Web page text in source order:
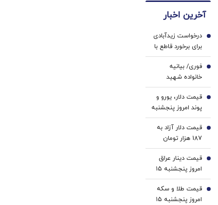
ژل
کننده
دندان!
خرید40%تخفیف
پزشکی
سفید
کننده
خانگی
آخرین اخبار
درخواست زیدآبادی
برای برخورد قاطع با
خرازی/ مصونیت
تندروها از کجا
می‌آید؟
1
فوری/ بیانیه
خانواده شهید
لاریجانی در واکنش
به ادعای جنجالی
سردار کوثری
2
قیمت دلار، یورو و
پوند امروز پنجشنبه
۱۵ مرداد 1405/
کاهش قیمت دلار و
یورو
3
قیمت دلار آزاد به
187 هزار تومان
رسید
4
قیمت دینار عراق
امروز پنجشنبه ۱۵
مرداد 1405/ کاهش
قیمت دینار
5
قیمت طلا و سکه
امروز پنجشنبه ۱۵
6